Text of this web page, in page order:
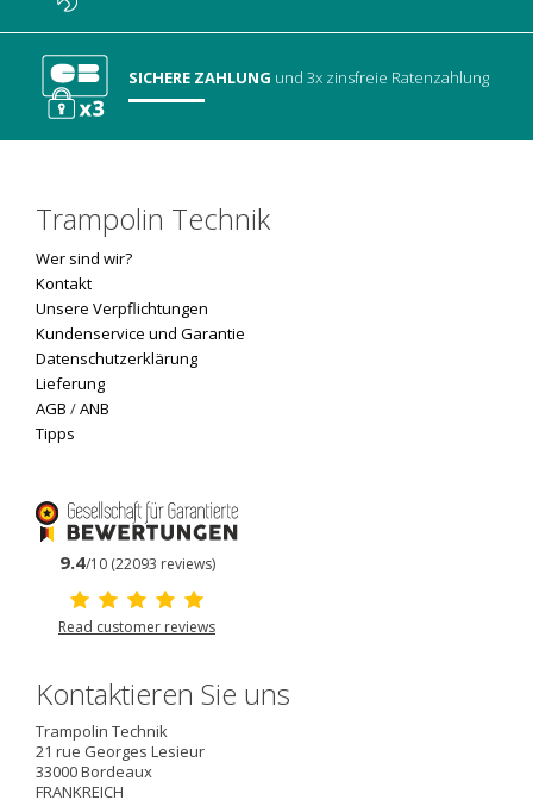
SICHERE ZAHLUNG und 3x zinsfreie Ratenzahlung
Trampolin Technik
Wer sind wir?
Kontakt
Unsere Verpflichtungen
Kundenservice und Garantie
Datenschutzerklärung
Lieferung
AGB /ANB
Tipps
9.4/10 (22093 reviews)
Read customer reviews
Kontaktieren Sie uns
Trampolin Technik
21 rue Georges Lesieur
33000Bordeaux
FRANKREICH